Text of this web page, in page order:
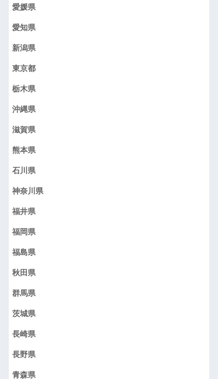
愛媛県
愛知県
新潟県
東京都
栃木県
沖縄県
滋賀県
熊本県
石川県
神奈川県
福井県
福岡県
福島県
秋田県
群馬県
茨城県
長崎県
長野県
青森県